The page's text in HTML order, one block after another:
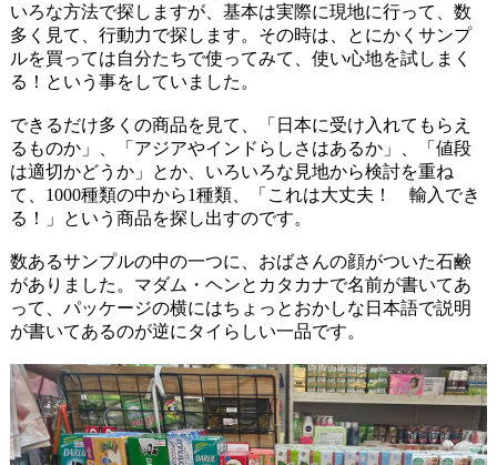
いろな方法で探しますが、基本は実際に現地に行って、数
多く見て、行動力で探します。その時は、とにかくサンプ
ルを買っては自分たちで使ってみて、使い心地を試しまく
る！という事をしていました。
できるだけ多くの商品を見て、「日本に受け入れてもらえ
るものか」、「アジアやインドらしさはあるか」、「値段
は適切かどうか」とか、いろいろな見地から検討を重ね
て、1000種類の中から1種類、「これは大丈夫！ 輸入でき
る！」という商品を探し出すのです。
数あるサンプルの中の一つに、おばさんの顔がついた石鹸
がありました。マダム・ヘンとカタカナで名前が書いてあ
って、パッケージの横にはちょっとおかしな日本語で説明
が書いてあるのが逆にタイらしい一品です。